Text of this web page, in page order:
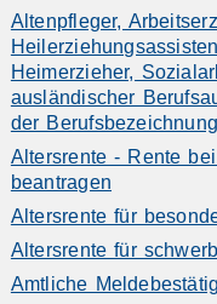
Altenpfleger,
Heimerzieher,
ausländischer
der
Altersrente - Rente
beantragen
Altersrente für
Altersrente für
Amtliche